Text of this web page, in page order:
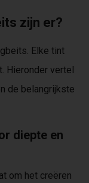
zijn er?
Elke tint
Hieronder vertel
de belangrijkste
diepte en
om het creëren